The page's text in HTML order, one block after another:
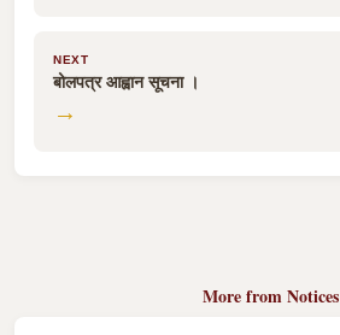
NEXT
बोलपत्र आह्वान सूचना ।
→
More from Notices